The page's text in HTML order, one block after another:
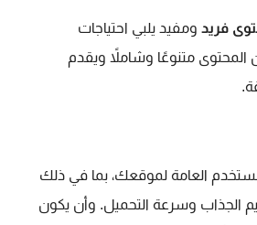
فريد ومفيد يلبي احتياجات
المحتوى متنوعًا وشاملاً ويقدم
العامة لموقعك، بما في ذلك
الجذاب وسرعة التحميل. وأن يكون